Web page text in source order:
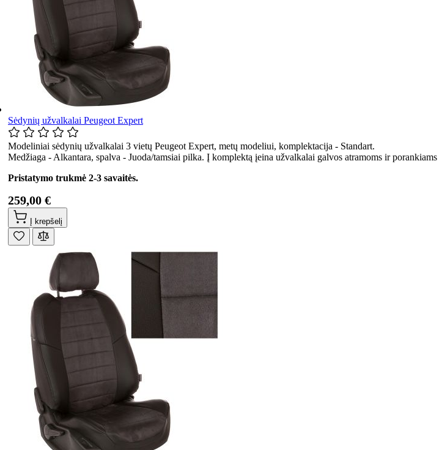
Sėdynių užvalkalai Peugeot Expert
Modeliniai sėdynių užvalkalai 3 vietų Peugeot Expert, metų modeliui, komplektacija - Standart.
Medžiaga - Alkantara, spalva - Juoda/tamsiai pilka. Į komplektą įeina užvalkalai galvos atramoms ir porankiams
Pristatymo trukmė 2-3 savaitės.
259,00 €
Į krepšelį